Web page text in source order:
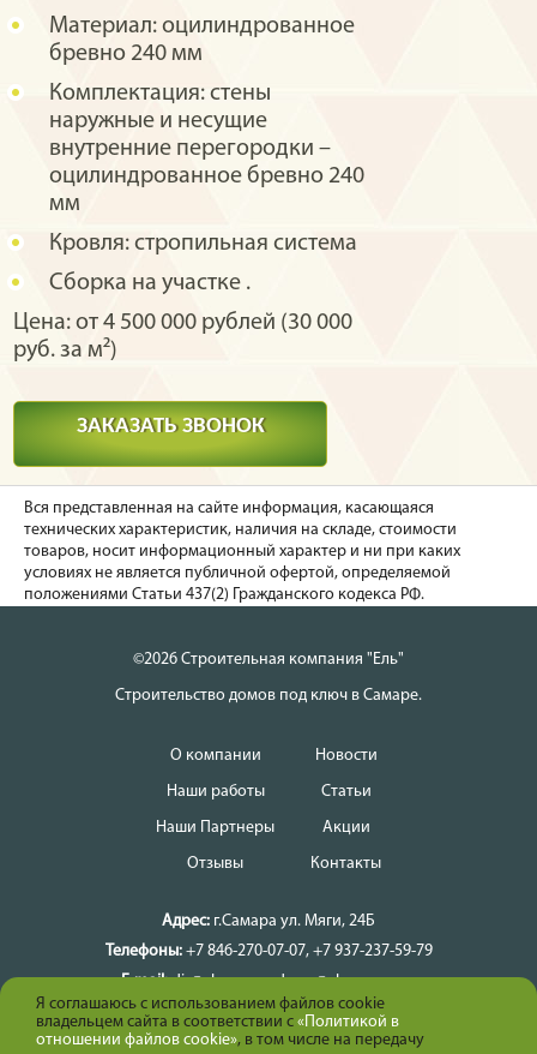
Материал: оцилиндрованное
бревно 240 мм
Комплектация: стены
наружные и несущие
внутренние перегородки –
оцилиндрованное бревно 240
мм
Кровля: стропильная система
Сборка на участке .
Цена: от 4 500 000 рублей (30 000
руб. за м²)
ЗАКАЗАТЬ ЗВОНОК
Вся представленная на сайте информация, касающаяся
технических характеристик, наличия на складе, стоимости
товаров, носит информационный характер и ни при каких
условиях не является публичной офертой, определяемой
положениями Статьи 437(2) Гражданского кодекса РФ.
©2026 Строительная компания "Ель"
Строительство домов под ключ в Самаре.
О компании
Наши работы
Наши Партнеры
Отзывы
Новости
Статьи
Акции
Контакты
Адрес: г.Самара ул. Мяги, 24Б
Телефоны: +7 846-270-07-07, +7 937-237-59-79
E-mail: dir@el-samara dmax@el-samara.ru
Время работы: Ежедневно
Карта сайта
Я соглашаюсь с использованием файлов cookie
владельцем сайта в соответствии с «Политикой в
отношении файлов cookie», в том числе на передачу